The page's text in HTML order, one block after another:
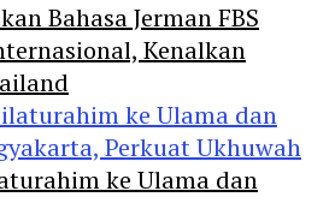
Bahasa Jerman FBS
Kenalkan
ke Ulama dan